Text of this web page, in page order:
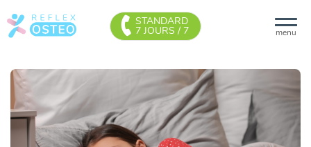
menu
STANDARD
7 JOURS / 7